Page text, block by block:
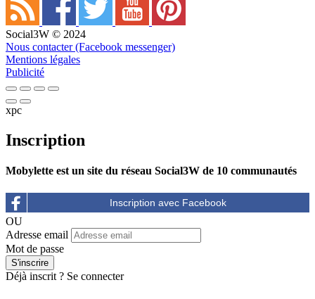
Social3W © 2024
Nous contacter (Facebook messenger)
Mentions légales
Publicité
xpc
Inscription
Mobylette est un site du réseau Social3W de 10 communautés
OU
Adresse email
Mot de passe
Déjà inscrit ? Se connecter